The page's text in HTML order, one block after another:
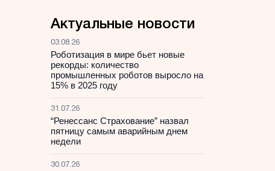
Актуальные новости
03.08.26
Роботизация в мире бьет новые
рекорды: количество
промышленных роботов выросло на
15% в 2025 году
31.07.26
“Ренессанс Страхование” назвал
пятницу самым аварийным днем
недели
30.07.26